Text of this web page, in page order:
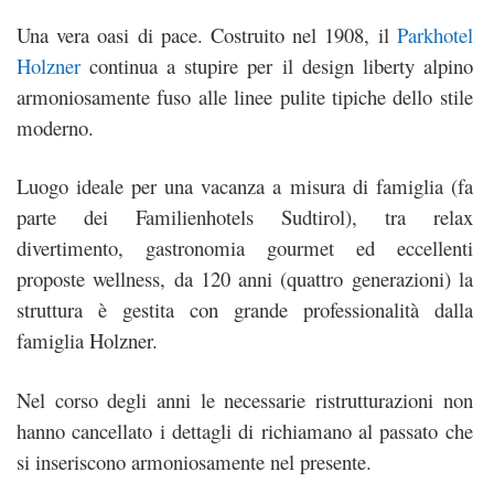
Una vera oasi di pace. Costruito nel 1908, il Parkhotel
Holzner continua a stupire per il design liberty alpino
armoniosamente fuso alle linee pulite tipiche dello stile
moderno.
Luogo ideale per una vacanza a misura di famiglia (fa
parte dei Familienhotels Sudtirol), tra relax
divertimento, gastronomia gourmet ed eccellenti
proposte wellness, da 120 anni (quattro generazioni) la
struttura è gestita con grande professionalità dalla
famiglia Holzner.
Nel corso degli anni le necessarie ristrutturazioni non
hanno cancellato i dettagli di richiamano al passato che
si inseriscono armoniosamente nel presente.